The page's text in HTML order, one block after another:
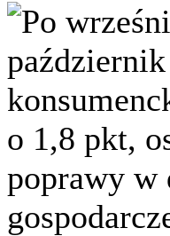
Po
o 1,8 pkt,
poprawy w